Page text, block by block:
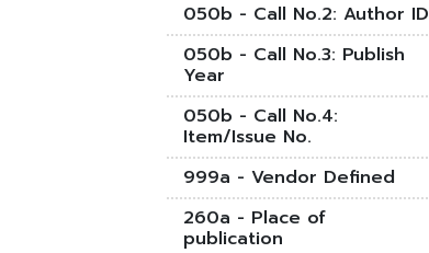
050b - Call No.2: Author ID
050b - Call No.3: Publish
Year
050b - Call No.4:
Item/Issue No.
999a - Vendor Defined
260a - Place of
publication